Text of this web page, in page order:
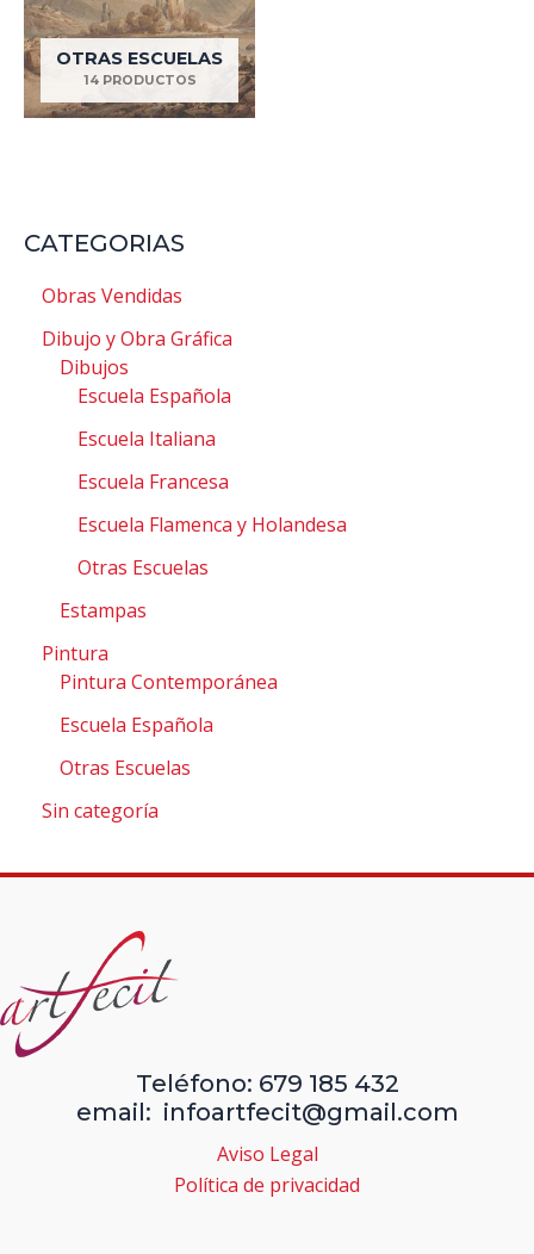
OTRAS ESCUELAS
14 PRODUCTOS
CATEGORIAS
Obras Vendidas
Dibujo y Obra Gráfica
Dibujos
Escuela Española
Escuela Italiana
Escuela Francesa
Escuela Flamenca y Holandesa
Otras Escuelas
Estampas
Pintura
Pintura Contemporánea
Escuela Española
Otras Escuelas
Sin categoría
Teléfono: 679 185 432
email: infoartfecit@gmail.com
Aviso Legal
Política de privacidad